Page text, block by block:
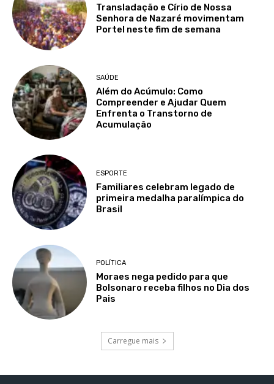
Transladação e Círio de Nossa
Senhora de Nazaré movimentam
Portel neste fim de semana
SAÚDE
Além do Acúmulo: Como
Compreender e Ajudar Quem
Enfrenta o Transtorno de
Acumulação
ESPORTE
Familiares celebram legado de
primeira medalha paralímpica do
Brasil
POLÍTICA
Moraes nega pedido para que
Bolsonaro receba filhos no Dia dos
Pais
Carregue mais